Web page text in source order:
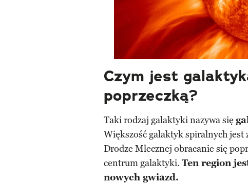
Czym jest
poprzeczką?
Taki rodzaj galaktyki nazywa się
Większość galaktyk spiralnych jest
Drodze Mlecznej obracanie się
centrum galaktyki. Ten region
nowych gwiazd.